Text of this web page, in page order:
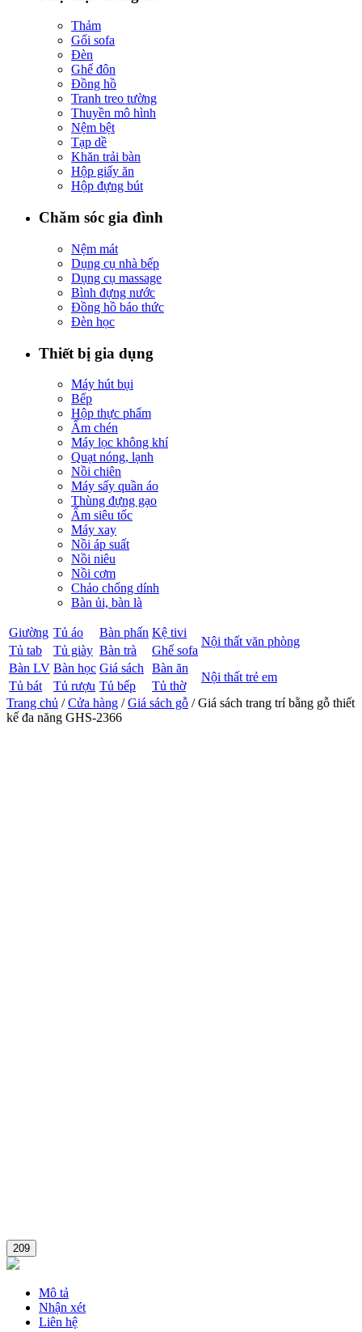
Thảm
Gối sofa
Đèn
Ghế đôn
Đồng hồ
Tranh treo tường
Thuyền mô hình
Nệm bệt
Tạp dề
Khăn trải bàn
Hộp giấy ăn
Hộp đựng bút
Chăm sóc gia đình
Nệm mát
Dụng cụ nhà bếp
Dụng cụ massage
Bình đựng nước
Đồng hồ báo thức
Đèn học
Thiết bị gia dụng
Máy hút bụi
Bếp
Hộp thực phẩm
Ấm chén
Máy lọc không khí
Quạt nóng, lạnh
Nồi chiên
Máy sấy quần áo
Thùng đựng gạo
Ấm siêu tốc
Máy xay
Nồi áp suất
Nồi niêu
Nồi cơm
Chảo chống dính
Bàn ủi, bàn là
Giường Tủ áo Bàn phấn Kệ tivi
Nội thất văn phòng
Tủ tab Tủ giày Bàn trà
Ghế sofa
Bàn LV Bàn học Giá sách Bàn ăn
Nội thất trẻ em
Tủ bát Tủ rượu Tủ bếp
Tủ thờ
Trang chủ /Cửa hàng /Giá sách gỗ / Giá sách trang trí bằng gỗ thiết
kế đa năng GHS-2366
209
Mô tả
Nhận xét
Liên hệ